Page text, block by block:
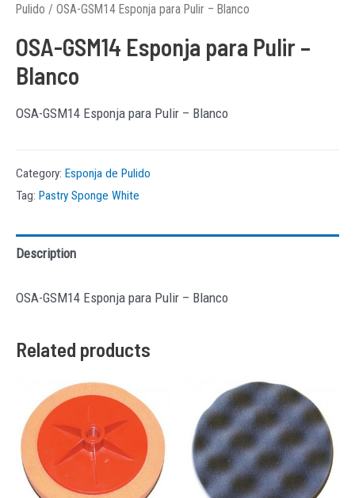
Pulido / OSA-GSM14 Esponja para Pulir – Blanco
OSA-GSM14 Esponja para Pulir –
Blanco
OSA-GSM14 Esponja para Pulir – Blanco
Category: Esponja de Pulido
Tag: Pastry Sponge White
Description
OSA-GSM14 Esponja para Pulir – Blanco
Related products